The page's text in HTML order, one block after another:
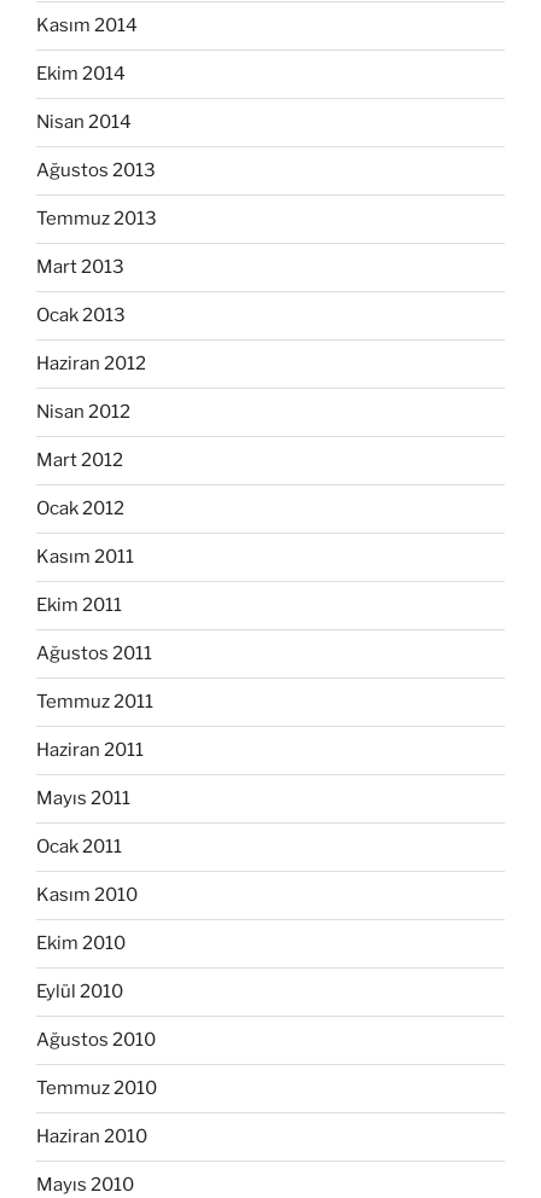
Kasım 2014
Ekim 2014
Nisan 2014
Ağustos 2013
Temmuz 2013
Mart 2013
Ocak 2013
Haziran 2012
Nisan 2012
Mart 2012
Ocak 2012
Kasım 2011
Ekim 2011
Ağustos 2011
Temmuz 2011
Haziran 2011
Mayıs 2011
Ocak 2011
Kasım 2010
Ekim 2010
Eylül 2010
Ağustos 2010
Temmuz 2010
Haziran 2010
Mayıs 2010